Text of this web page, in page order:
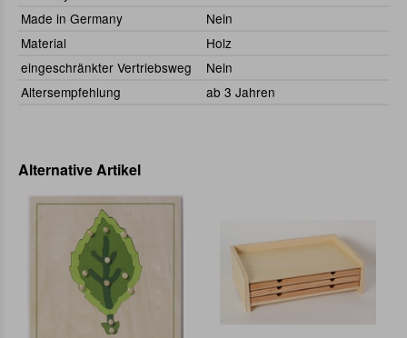
Made in Germany
Nein
Material
Holz
eingeschränkter Vertriebsweg
Nein
Altersempfehlung
ab 3 Jahren
Alternative Artikel